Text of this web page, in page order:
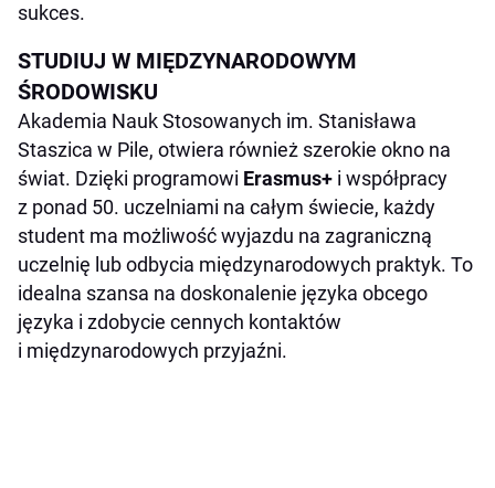
sukces.
STUDIUJ W MIĘDZYNARODOWYM
ŚRODOWISKU
Akademia Nauk Stosowanych im. Stanisława
Staszica w Pile, otwiera również szerokie okno na
świat. Dzięki programowi Erasmus+ i współpracy
z ponad 50. uczelniami na całym świecie, każdy
student ma możliwość wyjazdu na zagraniczną
uczelnię lub odbycia międzynarodowych praktyk. To
idealna szansa na doskonalenie języka obcego
języka i zdobycie cennych kontaktów
i międzynarodowych przyjaźni.